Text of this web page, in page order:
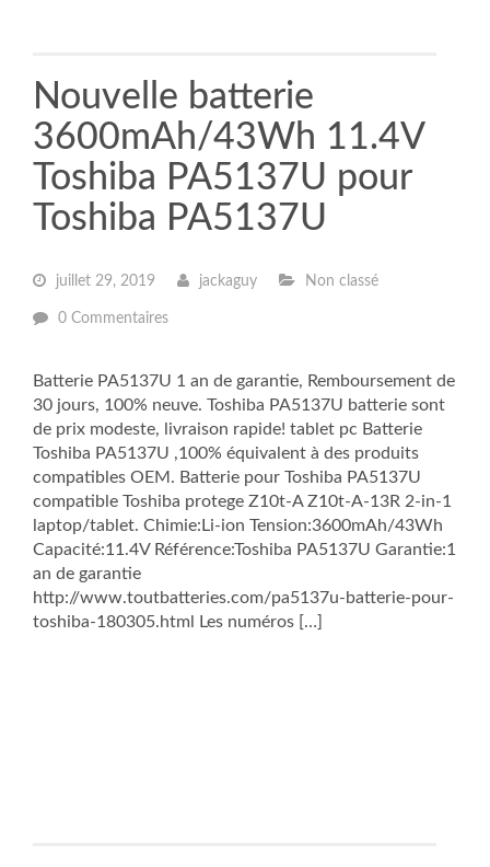
Nouvelle batterie
3600mAh/43Wh 11.4V
Toshiba PA5137U pour
Toshiba PA5137U
juillet 29, 2019 jackaguy Non classé
0 Commentaires
Batterie PA5137U 1 an de garantie, Remboursement de
30 jours, 100% neuve. Toshiba PA5137U batterie sont
de prix modeste, livraison rapide! tablet pc Batterie
Toshiba PA5137U ,100% équivalent à des produits
compatibles OEM. Batterie pour Toshiba PA5137U
compatible Toshiba protege Z10t-A Z10t-A-13R 2-in-1
laptop/tablet. Chimie:Li-ion Tension:3600mAh/43Wh
Capacité:11.4V Référence:Toshiba PA5137U Garantie:1
an de garantie
http://www.toutbatteries.com/pa5137u-batterie-pour-
toshiba-180305.html Les numéros […]